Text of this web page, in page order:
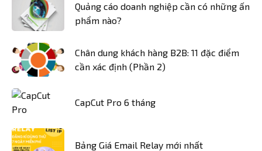
Quảng cáo doanh nghiệp cần có những ấn
phẩm nào?
Chân dung khách hàng B2B: 11 đặc điểm
cần xác định (Phần 2)
CapCut Pro 6 tháng
Bảng Giá Email Relay mới nhất